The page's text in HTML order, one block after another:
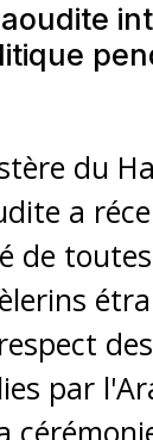
du
a
de
par